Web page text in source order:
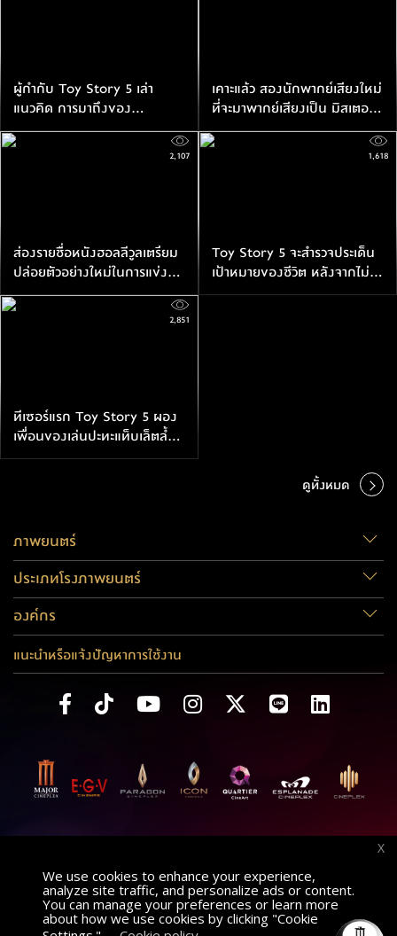
We use cookies to enhance your experience,
analyze site traffic, and personalize ads or content.
You can manage your preferences or learn more
about how we use cookies by clicking "Cookie
X
ผู้กำกับ Toy Story 5 เล่า
แนวคิด การมาถึงของ
เทคโนโลยีอาจจะเป็นจุดจบของ
เหล่าของเล่น
เคาะแล้ว สองนักพากย์เสียงใหม่
ที่จะมาพากย์เสียงเป็น มิสเตอร์
โปเตโตเฮด และ มิสซิสโปเตโต้
เฮด ใน Toy Story 5
ส่องรายชื่อหนังฮอลลีวูลเตรียม
ปล่อยตัวอย่างใหม่ในการแข่งขัน
ซูเปอร์โบวล์ 60
2,107
Toy Story 5 จะสำรวจประเด็น
เป้าหมายของชีวิต หลังจากไม่มี
ใครสนใจของเล่นอีกต่อไปแล้ว
1,618
ทีเซอร์แรก Toy Story 5 ผอง
เพื่อนของเล่นปะทะแท็บเล็ตลํ้า
ยุค
2,851
ดูทั้งหมด
ภาพยนตร์
ประเภทโรงภาพยนตร์
องค์กร
แนะนำหรือแจ้งปัญหาการใช้งาน